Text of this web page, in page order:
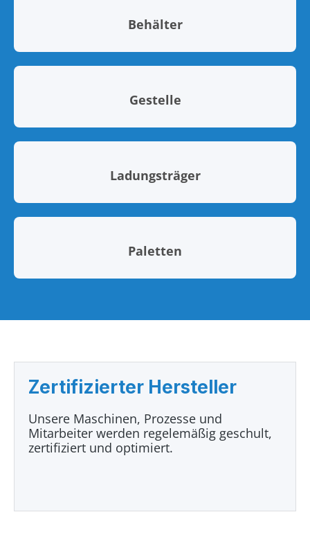
Behälter
Gestelle
Ladungsträger
Paletten
Zertifizierter Hersteller
Unsere Maschinen, Prozesse und
Mitarbeiter werden regelemäßig geschult,
zertifiziert und optimiert.